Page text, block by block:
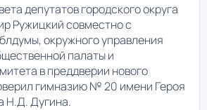
депутатов городского округа
Ружицкий совместно с
окружного управления
палаты и
в преддверии нового
гимназию № 20 имени Героя
Н.Д. Дугина.